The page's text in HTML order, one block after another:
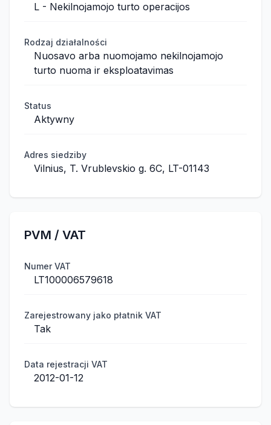
L - Nekilnojamojo turto operacijos
Rodzaj działalności
Nuosavo arba nuomojamo nekilnojamojo
turto nuoma ir eksploatavimas
Status
Aktywny
Adres siedziby
Vilnius, T. Vrublevskio g. 6C, LT-01143
PVM / VAT
Numer VAT
LT100006579618
Zarejestrowany jako płatnik VAT
Tak
Data rejestracji VAT
2012-01-12